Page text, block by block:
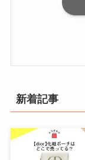
新着記事